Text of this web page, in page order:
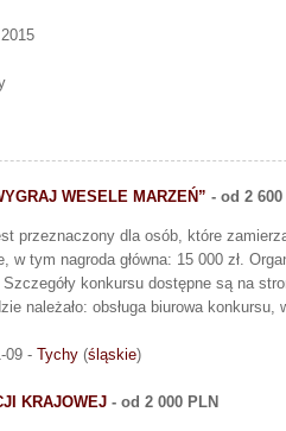
WESELE MARZEŃ” - od 2 600
przeznaczony dla osób, które
w tym nagroda główna: 15 000 zł.
konkursu dostępne są na
należało: obsługa biurowa konkursu,
09 - Tychy (śląskie)
KRAJOWEJ - od 2 000 PLN